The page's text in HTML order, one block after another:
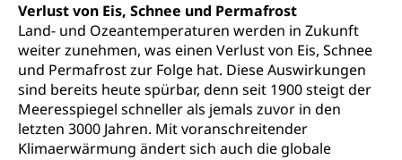
Verlust von Eis, Schnee und Permafrost
Land- und Ozeantemperaturen werden in Zukunft
weiter zunehmen, was einen Verlust von Eis, Schnee
und Permafrost zur Folge hat. Diese Auswirkungen
sind bereits heute spürbar, denn seit 1900 steigt der
Meeresspiegel schneller als jemals zuvor in den
letzten 3000 Jahren. Mit voranschreitender
Klimaerwärmung ändert sich auch die globale
Suchtprävention, Alkoholprävention,
Tabakprävention, Primärprävention,
Sekundärprävention, Tertiärprävention
Darmkrebsvorsorge
Kantonales Tabakpräventionsprogramm
Gesundheitsförderung
Soziale Sicherheit
Sozialversicherungen, Sozialpolitik,
Arbeitslosenversicherung,
Mutterschaftsversicherung, Krankenversicherung,